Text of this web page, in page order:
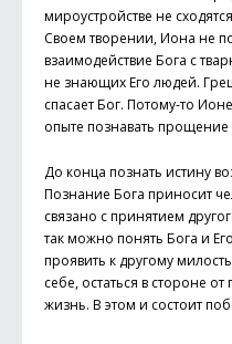
мироустройстве не
Своем творении, Иона не
взаимодействие Бога с
не знающих Его людей.
спасает Бог. Потому-то
опыте познавать прощение
До конца познать истину
Познание Бога приносит
связано с принятием
так можно понять Бога и
проявить к другому
себе, остаться в стороне
жизнь. В этом и состоит